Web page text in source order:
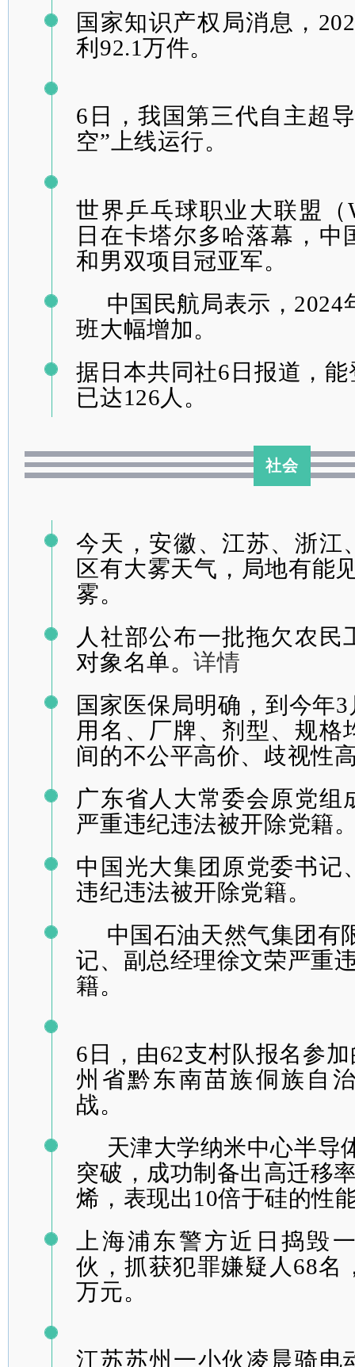
国家知识产权局消息，
利92.1万件。
6日，我国第三代自主超
空”上线运行。
世界乒乓球职业大联盟（
日在卡塔尔多哈落幕，中
和男双项目冠亚军。
中国民航局表示，2024
班大幅增加。
据日本共同社6日报道，
已达126人。
社会
今天，安徽、江苏、浙江
区有大雾天气，局地有能
雾。
人社部公布一批拖欠农民
对象名单。详情
国家医保局明确，到今年
用名、厂牌、剂 型、规格
间的不公平高价、歧视性
广东省人大常委会原党组
严重违纪违法被开除党籍
中国光大集团 原党委书记
违纪违法被开除党籍。
中国石油天然气集团有
记、副总经理徐文荣严重
籍。
6日，由62支村队报名参
州省黔东南苗族侗族自
战。
天津大学纳米中心半导
突破，成功制备出高迁移
烯，表现出10倍于硅的性
上海浦东警方近日捣毁
伙，抓获犯罪嫌疑人68名
万元。
江苏苏州一小伙凌晨骑电